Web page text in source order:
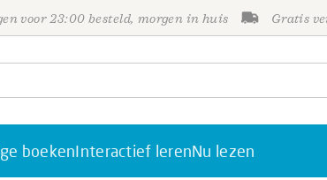
voor 23:00 besteld, morgen in huis Gratis
boekenInteractief lerenNu lezen